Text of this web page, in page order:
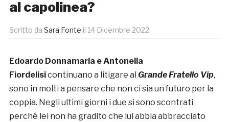
al capolinea?
Scritto da Sara Fonte il 14 Dicembre 2022
Edoardo Donnamaria e Antonella
Fiordelisicontinuano a litigare al Grande Fratello Vip,
sono in molti a pensare che non ci sia un futuro per la
coppia. Negli ultimi giorni i due si sono scontrati
perché lei non ha gradito che lui abbia abbracciato